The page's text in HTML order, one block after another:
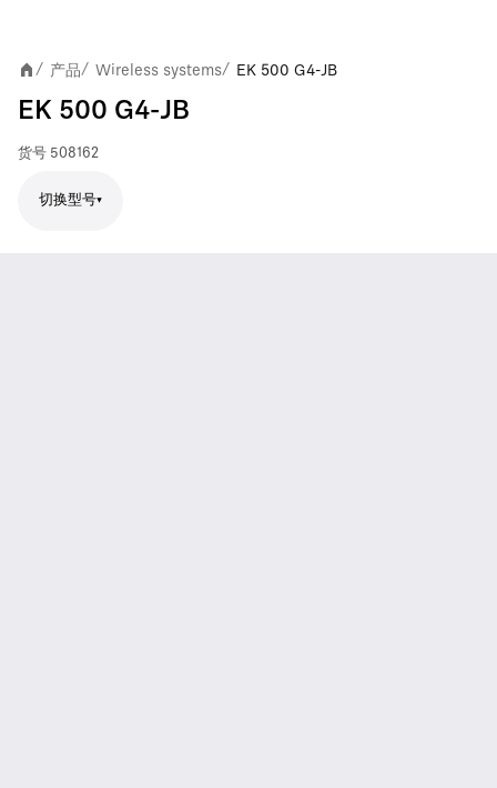
/ 产品/ Wireless systems/ EK 500 G4-JB
EK 500 G4-JB
货号 508162
切换型号